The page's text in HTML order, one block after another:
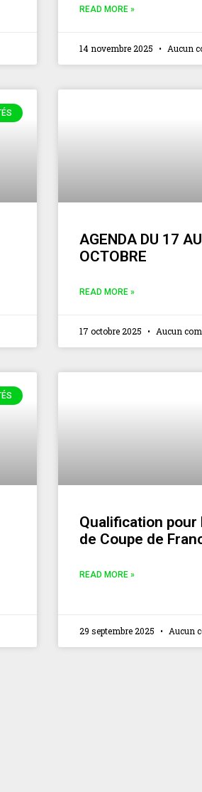
READ MORE »
14 novembre 2025 Aucun
AGENDA DU 17
OCTOBRE
READ MORE »
17 octobre 2025 Aucun
Qualification
de Coupe de
READ MORE »
29 septembre 2025 Aucun